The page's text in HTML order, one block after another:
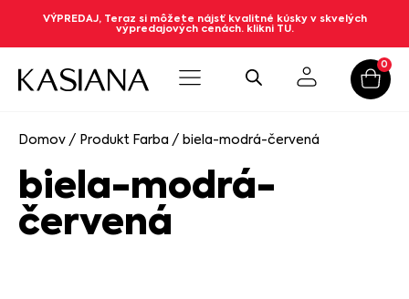
VÝPREDAJ, Teraz si môžete nájsť kvalitné kúsky v skvelých
výpredajových cenách. klikni TU.
0
Domov / Produkt Farba / biela-modrá-červená
biela-modrá-
červená